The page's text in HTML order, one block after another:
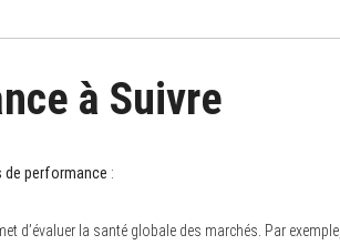
à Suivre
de performance :
d’évaluer la santé globale des marchés. Par exemple,